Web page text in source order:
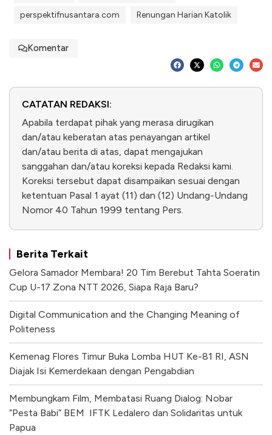
perspektifnusantara.com
Renungan Harian Katolik
Komentar
CATATAN REDAKSI:
Apabila terdapat pihak yang merasa dirugikan
dan/atau keberatan atas penayangan artikel
dan/atau berita di atas, dapat mengajukan
sanggahan dan/atau koreksi kepada Redaksi kami.
Koreksi tersebut dapat disampaikan sesuai dengan
ketentuan Pasal 1 ayat (11) dan (12) Undang-Undang
Nomor 40 Tahun 1999 tentang Pers.
Berita Terkait
Gelora Samador Membara! 20 Tim Berebut Tahta Soeratin
Cup U-17 Zona NTT 2026, Siapa Raja Baru?
Digital Communication and the Changing Meaning of
Politeness
Kemenag Flores Timur Buka Lomba HUT Ke-81 RI, ASN
Diajak Isi Kemerdekaan dengan Pengabdian
Membungkam Film, Membatasi Ruang Dialog: Nobar
“Pesta Babi” BEM IFTK Ledalero dan Solidaritas untuk
Papua